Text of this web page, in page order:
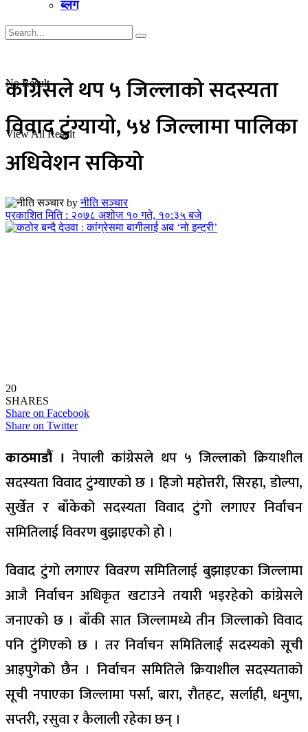
ब्लग
No Result
View All Result
कांग्रेसले थप ५ जिल्लाको सदस्यता
विवाद टुंग्यायो, ५४ जिल्लामा पालिका
अधिवेशन सकियो
by नीति सञ्चार
प्रकाशित मिति : २०७८ अशोज १० गते, १०:३५ बजे
20
SHARES
Share on Facebook
Share on Twitter
काठमाडौं । नेपाली कांग्रेसले थप ५ जिल्लाको क्रियाशील
सदस्यता विवाद टुंग्याएको छ । हिजो महोत्तरी, सिरहा, डोल्पा,
सुर्खेत र बाँकेको सदस्यता विवाद टुंगो लगाएर निर्वाचन
समितिलाई विवरण बुझाइएको हो ।
विवाद टुंगो लगाएर विवरण समितिलाई बुझाइएका जिल्लामा
आजै निर्वाचन अधिकृत खटाउने तयारी भइरहेको कांग्रेसले
जनाएको छ । बाँकी सात जिल्लामध्ये तीन जिल्लाको विवाद
पनि टुंगिएको छ । तर निर्वाचन समितिलाई सदस्यको सूची
आइपुगेको छैन । निर्वाचन समितिले क्रियाशील सदस्यताको
सूची नपाएका जिल्लामा पर्सा, बारा, रौतहट, सर्लाही, धनुषा,
सप्तरी, रसुवा र कैलाली रहेका छन् ।